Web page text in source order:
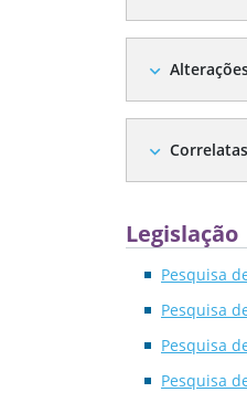
expand_more
expand_more Correlatas
Legislação
Pesquisa
Pesquisa
Pesquisa
Pesquisa